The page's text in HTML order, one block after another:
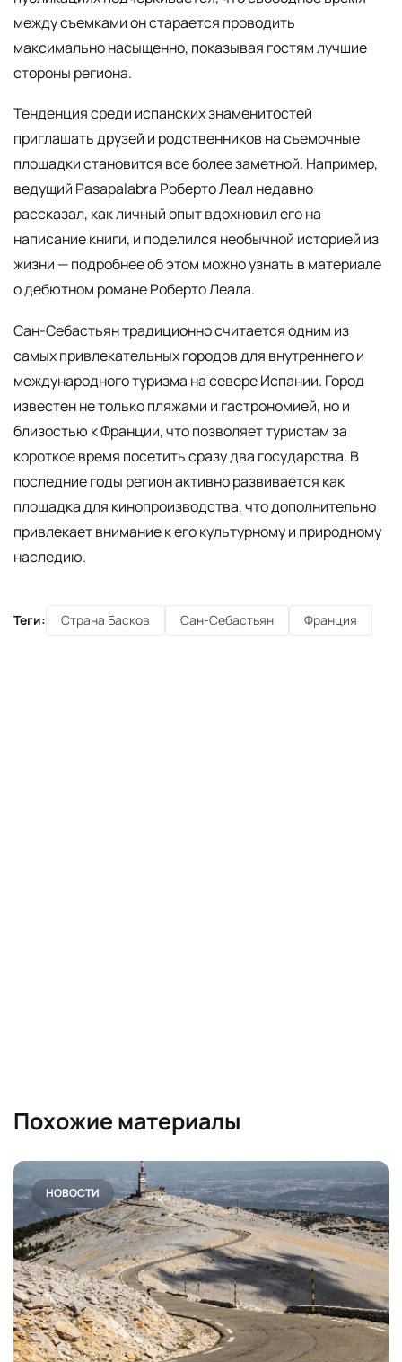
между съемками он старается проводить
максимально насыщенно, показывая гостям лучшие
стороны региона.
Тенденция среди испанских знаменитостей
приглашать друзей и родственников на съемочные
площадки становится все более заметной. Например,
ведущий Pasapalabra Роберто Леал недавно
рассказал, как личный опыт вдохновил его на
написание книги, и поделился необычной историей из
жизни — подробнее об этом можно узнать в материале
о дебютном романе Роберто Леала.
Сан-Себастьян традиционно считается одним из
самых привлекательных городов для внутреннего и
международного туризма на севере Испании. Город
известен не только пляжами и гастрономией, но и
близостью к Франции, что позволяет туристам за
короткое время посетить сразу два государства. В
последние годы регион активно развивается как
площадка для кинопроизводства, что дополнительно
привлекает внимание к его культурному и природному
наследию.
Теги: Страна Басков Сан-Себастьян Франция
Похожие материалы
НОВОСТИ